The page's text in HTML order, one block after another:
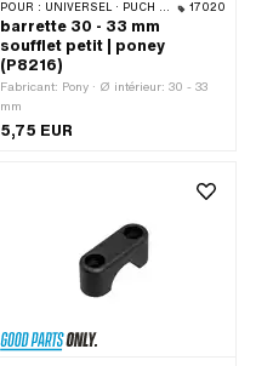
POUR : UNIVERSEL · PUCH · SACHS · PONY / CILO (BÊTA 521 & 512) 17020
barrette 30 - 33 mm
soufflet petit | poney
(P8216)
Fabricant: Pony · Ø intérieur: 30 - 33
mm
5,75 EUR